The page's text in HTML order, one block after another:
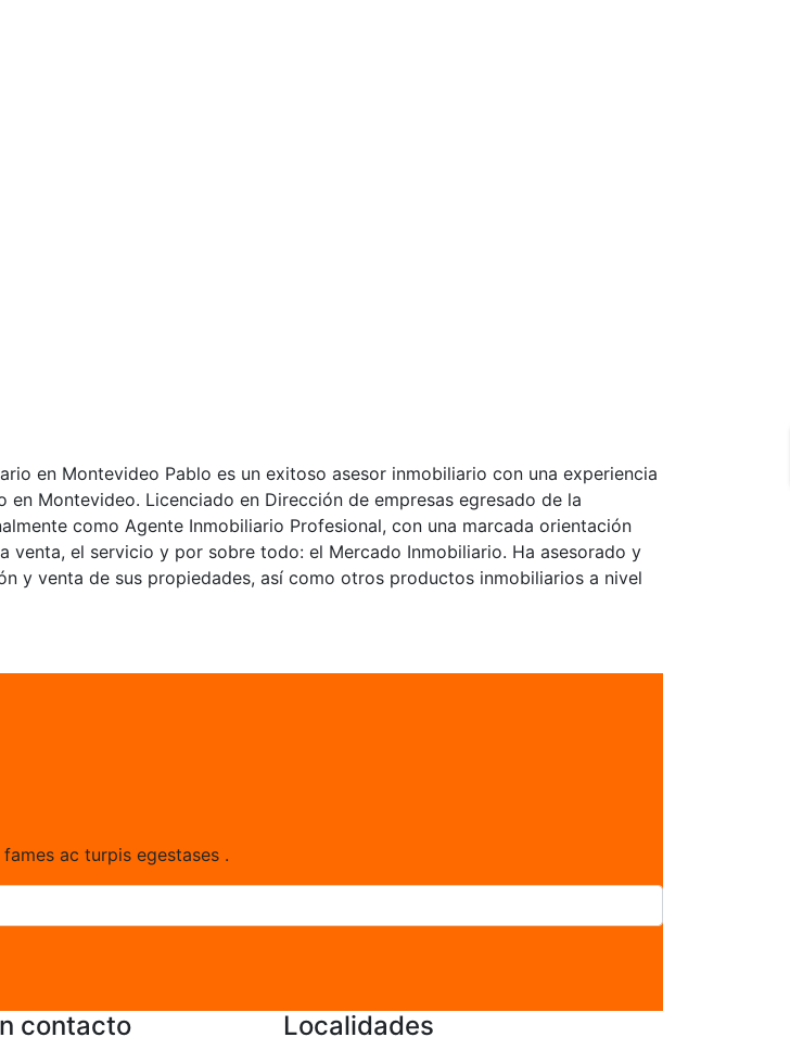
en Montevideo Pablo es un exitoso asesor inmobiliario con una experiencia
Montevideo. Licenciado en Dirección de empresas egresado de la
como Agente Inmobiliario Profesional, con una marcada orientación
el servicio y por sobre todo: el Mercado Inmobiliario. Ha asesorado y
y venta de sus propiedades, así como otros productos inmobiliarios a nivel
ac turpis egestases .
contacto Localidades